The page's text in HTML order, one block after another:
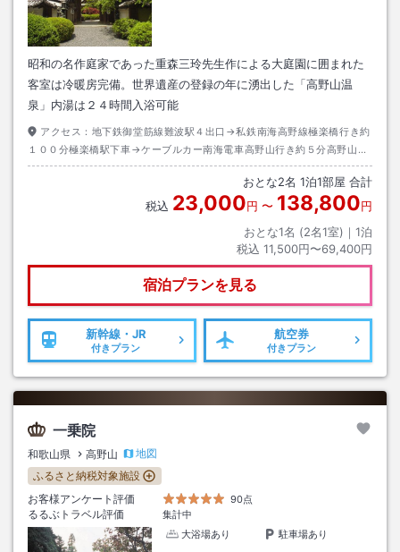
昭和の名作庭家であった重森三玲先生作による大庭園に囲まれた
客室は冷暖房完備。世界遺産の登録の年に湧出した「高野山温
泉」内湯は２４時間入浴可能
アクセス： 地下鉄御堂筋線難波駅４出口→私鉄南海高野線極楽橋行き約
１００分極楽橋駅下車→ケーブルカー南海電車高野山行き約５分高野山駅
下車→南海りんかんバス奥の院・大門行き約８分警察前下車→徒歩約１分
※２０２４年８月２６日から金剛峯寺前に変更(徒歩５分)
おとな2名 1泊1部屋 合計
税込 23,000円 〜 138,800円
おとな1名 (2名1室)｜ 1泊
税込 11,500円〜69,400円
宿泊プランを見る
新幹線・JR
付きプラン
航空券
付きプラン
一乗院
和歌山県 高野山
地図
ふるさと納税対象施設
お客様アンケート評価
90点
るるぶトラベル評価
集計中
大浴場あり
駐車場あり